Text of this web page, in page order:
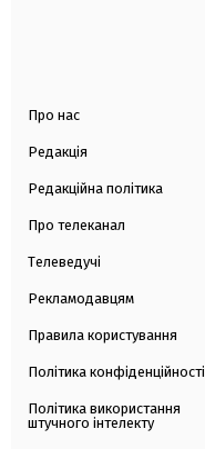
Про нас
Редакція
Редакційна політика
Про телеканал
Телеведучі
Рекламодавцям
Правила користування
Політика конфіденційності
Політика використання
штучного інтелекту